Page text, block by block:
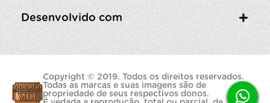
Desenvolvido com
Copyright © 2019. Todos os direitos reservados.
Todas as marcas e suas imagens são de
propriedade de seus respectivos donos.